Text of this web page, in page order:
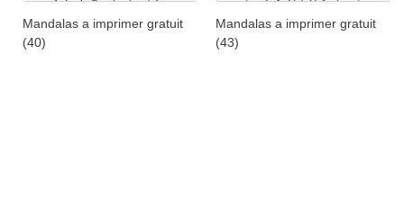
Mandalas a imprimer gratuit
(40)
Mandalas a imprimer gratuit
(43)